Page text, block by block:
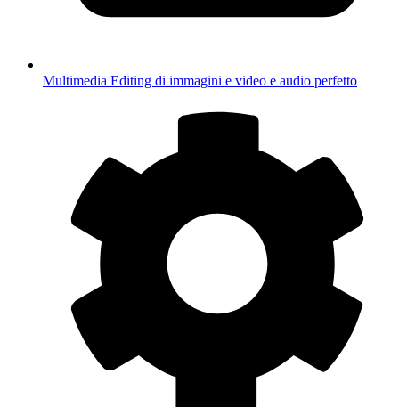
Multimedia Editing di immagini e video e audio perfetto